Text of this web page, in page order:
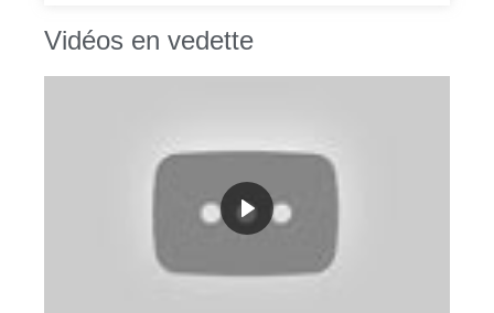
Vidéos en vedette